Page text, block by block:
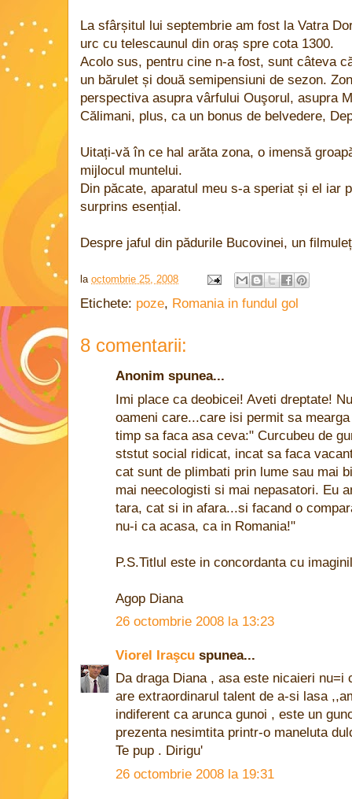
La sfârșitul lui septembrie am fost la Vatra
urc cu telescaunul din oraș spre cota 1300.
Acolo sus, pentru cine n-a fost, sunt câteva
un bărulet și două semipensiuni de sezon.
perspectiva asupra vârfului Ouşorul, asupra
Călimani, plus, ca un bonus de belvedere,
Uitați-vă în ce hal arăta zona, o imensă
mijlocul muntelui.
Din păcate, aparatul meu s-a speriat și el iar
surprins esențial.
Despre jaful din pădurile Bucovinei, un
la octombrie 25, 2008
Etichete: poze, Romania in fundul gol
8 comentarii:
Anonim spunea...
Imi place ca deobicei! Aveti dreptate!
oameni care...care isi permit sa
timp sa faca asa ceva:" Curcubeu de
ststut social ridicat, incat sa faca
cat sunt de plimbati prin lume sau mai
mai neecologisti si mai nepasatori. Eu
tara, cat si in afara...si facand o
nu-i ca acasa, ca in Romania!"
P.S.Titlul este in concordanta cu
Agop Diana
26 octombrie 2008 la 13:23
Viorel Iraşcu spunea...
Da draga Diana , asa este nicaieri nu=i
are extraordinarul talent de a-si lasa
indiferent ca arunca gunoi , este un
prezenta nesimtita printr-o maneluta
Te pup . Dirigu'
26 octombrie 2008 la 19:31